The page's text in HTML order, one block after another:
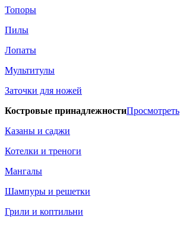
Топоры
Пилы
Лопаты
Мультитулы
Заточки для ножей
Костровые принадлежностиПросмотреть
Казаны и саджи
Котелки и треноги
Мангалы
Шампуры и решетки
Грили и коптильни